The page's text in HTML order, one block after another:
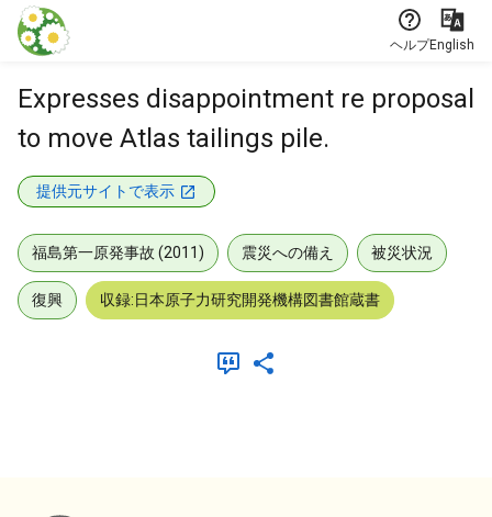
本文に飛ぶ
ヘルプEnglish
Expresses disappointment re proposal
to move Atlas tailings pile.
提供元サイトで表示
福島第一原発事故 (2011) 震災への備え 被災状況
復興 収録:日本原子力研究開発機構図書館蔵書